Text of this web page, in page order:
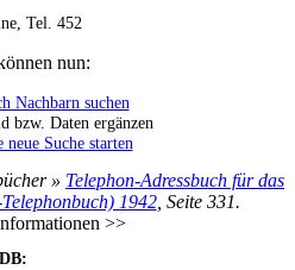
Tel. 452
nun:
Nachbarn suchen
bzw. Daten ergänzen
neue Suche starten
» Telephon-Adressbuch für das
1942, Seite 331.
>>